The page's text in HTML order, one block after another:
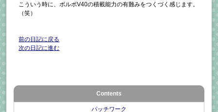
こういう時に、ボルボV40の積載能力の有難みをつくづく感じます。
（笑）
前の日記に戻る
次の日記に進む
Contents
パッチワーク